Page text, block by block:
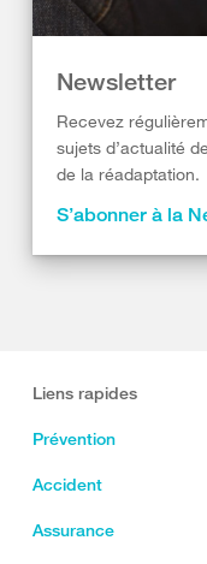
Newsletter
Recevez
sujets d’actualité
de la réadaptation.
S’abonner à la
Liens rapides
Prévention
Accident
Assurance